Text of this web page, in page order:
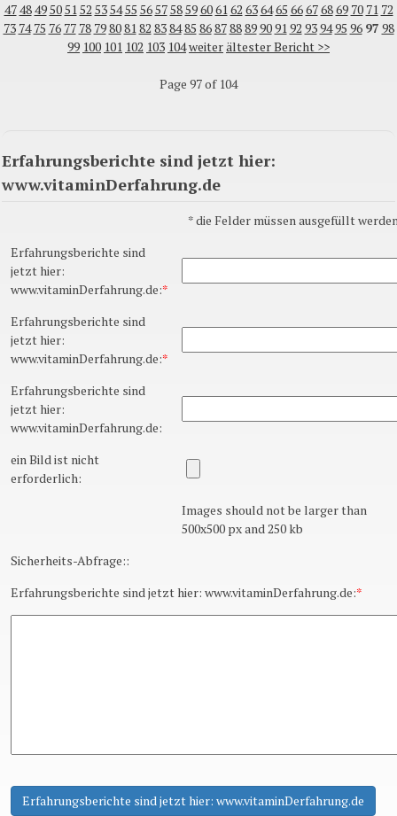
474849505152 535455 56575859606162 636465 66676869 70 71 72
73 74 75 76 77 78 79808182 838485 86878889909192 939495 96 97 98
99 100 101 102 103 104weiterältester Bericht >>
Page 97 of 104
Erfahrungsberichte sind jetzt hier:
www.vitaminDerfahrung.de
*die Felder müssen ausgefüllt
Erfahrungsberichte sind
jetzt hier:
www.vitaminDerfahrung.de:*
Erfahrungsberichte sind
jetzt hier:
www.vitaminDerfahrung.de:*
Erfahrungsberichte sind
jetzt hier:
www.vitaminDerfahrung.de:
ein Bild ist nicht
erforderlich:
Images should not be larger than
500x500 px and 250 kb
Sicherheits-Abfrage::
Erfahrungsberichte sind jetzt hier: www.vitaminDerfahrung.de:*